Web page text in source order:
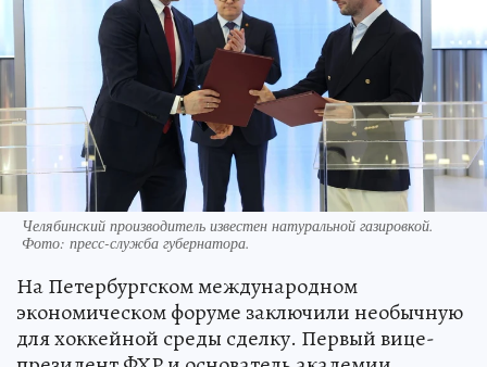
Челябинский производитель известен натуральной газировкой.
Фото: пресс-служба губернатора.
На Петербургском международном
экономическом форуме заключили необычную
для хоккейной среды сделку. Первый вице-